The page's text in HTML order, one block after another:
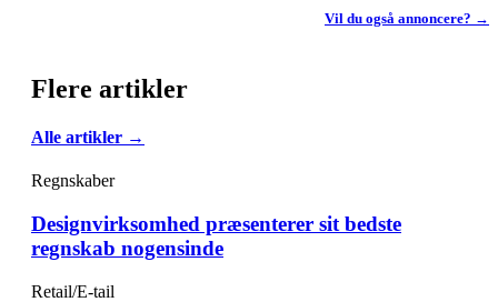
Vil du også annoncere? →
Flere artikler
Alle artikler →
Regnskaber
Designvirksomhed præsenterer sit bedste
regnskab nogensinde
Retail/E-tail